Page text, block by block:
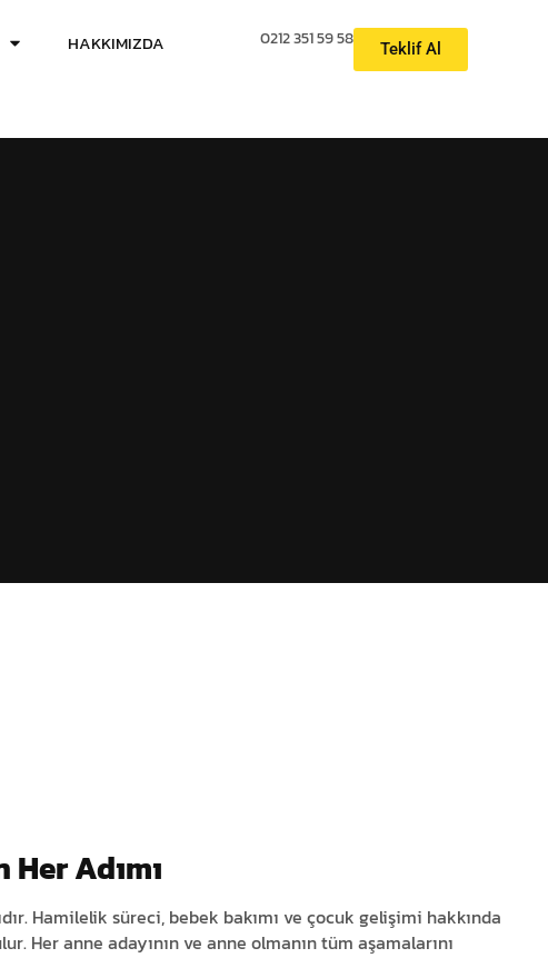
HAKKIMIZDA 0212 351 59 58 Teklif Al
Adımı
Hamilelik süreci, bebek bakımı ve çocuk gelişimi hakkında
anne adayının ve anne olmanın tüm aşamalarını